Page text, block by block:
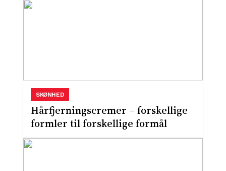
Hårfjerningscremer – forskellige
formler til forskellige formål
SKØNHED